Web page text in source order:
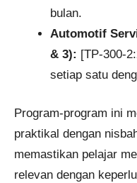
bulan.
Automotif
& 3): [TP-300-
setiap satu
Program-program ini
praktikal dengan
memastikan pelajar
relevan dengan